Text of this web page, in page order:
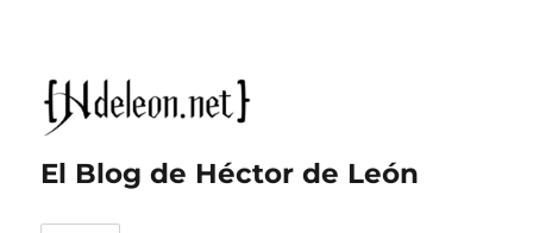
El Blog de Héctor de León